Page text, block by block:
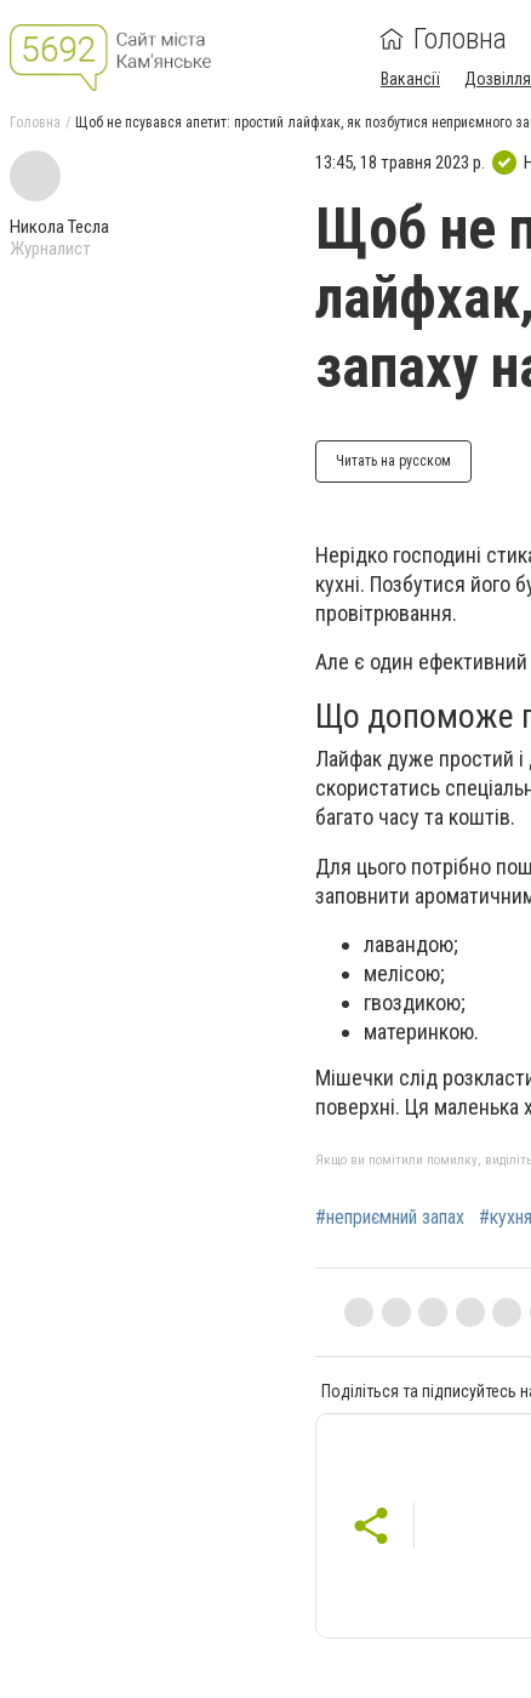
Головна
Вакансії Дозвілля
Головна Щоб не псувався апетит: простий лайфхак, як позбутися неприємного
Никола Тесла
Журналист
13:45, 18 травня 2023 р.
Щоб не
запаху
Читать на русском
Нерідко господині
кухні. Позбутися його
провітрювання.
Але є один ефективний
Що допоможе
Лайфак дуже простий і
скористатись
багато часу та коштів.
Для цього потрібно
заповнити
лавандою;
мелісою;
гвоздикою;
материнкою.
Мішечки слід
поверхні. Ця маленька
Якщо ви помітили помилку,
#неприємний запах #кухня
Поділіться та підписуйтесь